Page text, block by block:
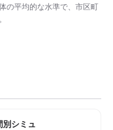
の平均的な水準で、市区町
別シミュ